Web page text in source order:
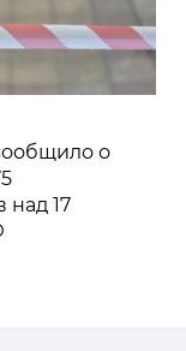
о
над 17